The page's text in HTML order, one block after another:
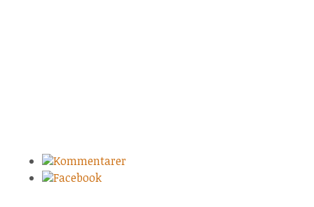
Kommentarer
Facebook